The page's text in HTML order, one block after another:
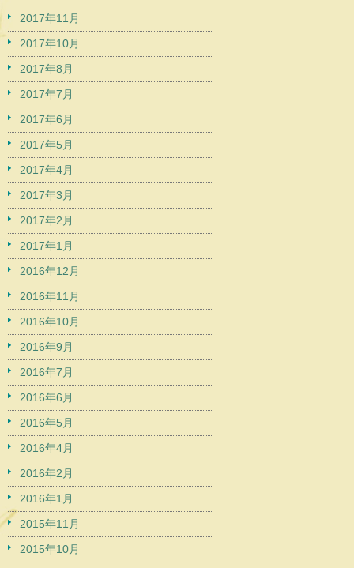
2017年11月
2017年10月
2017年8月
2017年7月
2017年6月
2017年5月
2017年4月
2017年3月
2017年2月
2017年1月
2016年12月
2016年11月
2016年10月
2016年9月
2016年7月
2016年6月
2016年5月
2016年4月
2016年2月
2016年1月
2015年11月
2015年10月